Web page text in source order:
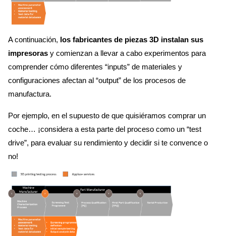
A continuación, los fabricantes de piezas 3D instalan sus
impresoras y comienzan a llevar a cabo experimentos para
comprender cómo diferentes “inputs” de materiales y
configuraciones afectan al “output” de los procesos de
manufactura.
Por ejemplo, en el supuesto de que quisiéramos comprar un
coche… ¡considera a esta parte del proceso como un “test
drive”, para evaluar su rendimiento y decidir si te convence o
no!